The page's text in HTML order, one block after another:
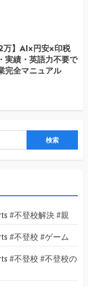
万】AI×円安×印税
実績・英語力不要で
完全マニュアル
#不登校解決 #親
#不登校 #ゲーム
#不登校 #不登校の